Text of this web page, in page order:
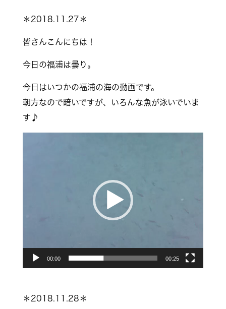
＊2018.11.27＊
皆さんこんにちは！
今日の福浦は曇り。
今日はいつかの福浦の海の動画です。
朝方なので暗いですが、いろんな魚が泳いでいま
す♪
00:00 00:25
＊2018.11.28＊